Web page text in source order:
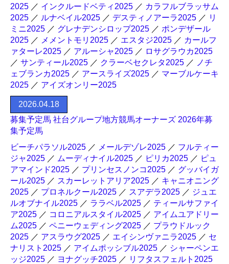
2025 ／ インクルードベティ2025 ／ カラフルブラッサム
2025 ／ ルナベイル2025 ／ デスティノアーラ2025 ／ リ
ミニ2025 ／ グレナデンシロップ2025 ／ ポンデザール
2025 ／ メメントモリ2025 ／ エスタジ2025 ／ カールフ
ァターレ2025 ／ アルーシャ2025 ／ ロサグラウカ2025
／ サンティール2025 ／ クラーベセクレタ2025 ／ ノチ
ェブランカ2025 ／ アースライズ2025 ／ マーブルケーキ
2025 ／ アイズオンリー2025
2026.04.18
募集予定馬 社台グループ地方競馬オーナーズ 2026年募
集予定馬
ビーチパラソル2025 ／ メールデゾレ2025 ／ フルティー
ジャ2025 ／ ムーディナイル2025 ／ ピリカ2025 ／ ピュ
アマインド2025 ／ プリンセスノンコ2025 ／ グッバイガ
ール2025 ／ スカーレットアリア2025 ／ キャニオニング
2025 ／ プロネルクール2025 ／ スアデラ2025 ／ ジュエ
ルオブナイル2025 ／ ララベル2025 ／ ティールサファイ
ア2025 ／ コロニアルスタイル2025 ／ アイムユアドリー
ム2025 ／ ペニーウェディング2025 ／ プラウドルック
2025 ／ アスラウグ2025 ／ エイシンヴァニラ2025 ／ セ
ナリスト2025 ／ アイムポッシブル2025 ／ シャーペンエ
ッジ2025 ／ ヨナグッチ2025 ／ リフタスフェルト2025